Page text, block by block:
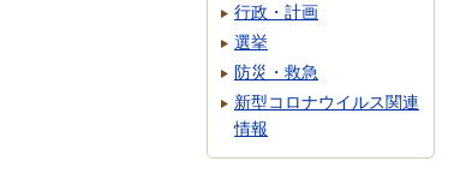
行政・計画
選挙
防災・救急
新型コロナウイルス関連
情報